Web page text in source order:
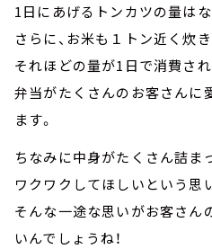
1日にあげるトンカツの量はな
さらに、お米も１トン近く炊
それほどの量が1日で消費さ
弁当がたくさんのお客さんに
ます。
ちなみに中身がたくさん詰ま
ワクワクしてほしいという思
そんな一途な思いがお客さん
いんでしょうね！